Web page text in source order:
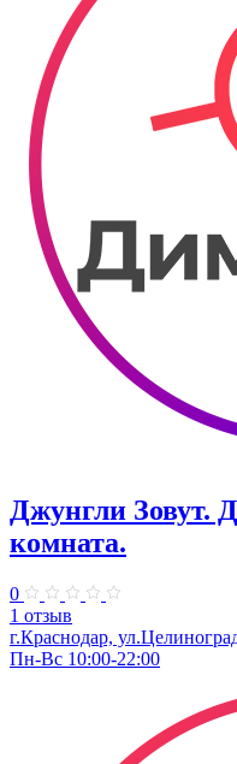
Джунгли Зовут.
комната.
0
1 отзыв
г.Краснодар,
Пн-Вс 10:00-22:00